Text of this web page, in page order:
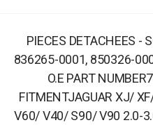
PIECES DETACHEES -
836265-0001, 850326-
O.E PART
FITMENTJAGUAR XJ/
V60/ V40/ S90/ V90 2.0-